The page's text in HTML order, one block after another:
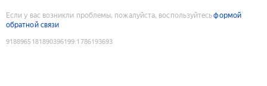
Если у вас возникли проблемы, пожалуйста, воспользуйтесьформой
обратной связи
9188965181890396199:1786193693